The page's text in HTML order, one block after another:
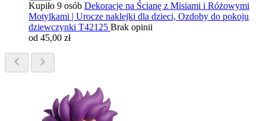
Kupiło 9 osób Dekoracje na Ścianę z Misiami i Różowymi
Motylkami | Urocze naklejki dla dzieci, Ozdoby do pokoju
dziewczynki T42125 Brak opinii
od 45,00 zł